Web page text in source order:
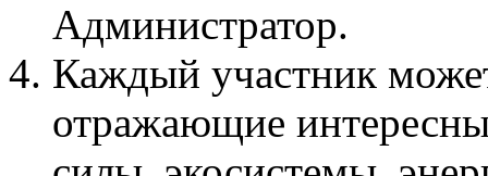
Администратор.
Каждый участник
отражающие